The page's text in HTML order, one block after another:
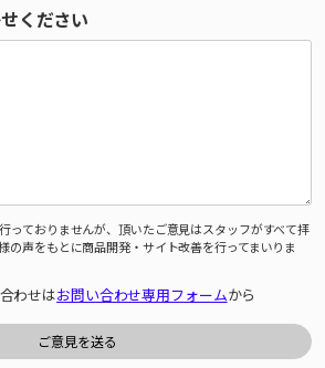
ください
っておりませんが、頂いたご意見はスタッフがすべて拝
の声をもとに商品開発・サイト改善を行ってまいりま
わせはお問い合わせ専用フォームから